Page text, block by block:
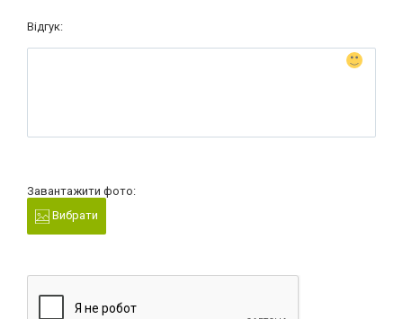
Відгук:
Завантажити фото:
Вибрати